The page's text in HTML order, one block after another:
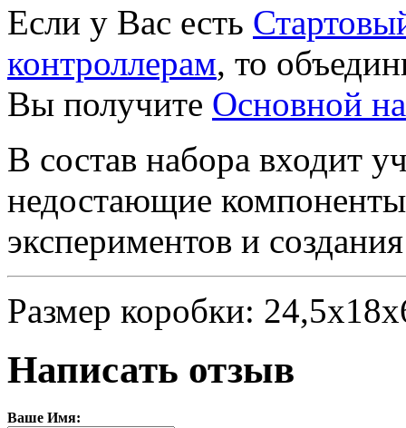
Если у Вас есть
контроллерам, то
Вы получите Основной
В состав набора входит
недостающие
экспериментов и
Размер коробки:
Написать отзыв
Ваше Имя: